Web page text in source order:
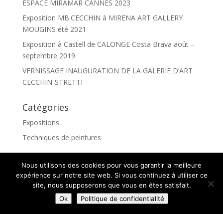
ESPACE MIRAMAR CANNES 2023
Exposition MB.CECCHIN à MIRENA ART GALLERY
MOUGINS été 2021
Exposition à Castell de CALONGE Costa Brava août –
septembre 2019
VERNISSAGE INAUGURATION DE LA GALERIE D’ART
CECCHIN-STRETTI
Catégories
Expositions
Techniques de peintures
© Copyright 2019 Cecchin-Stretti – Mentions légales
Nous utilisons des cookies pour vous garantir la meilleure
expérience sur notre site web. Si vous continuez à utiliser ce
site, nous supposerons que vous en êtes satisfait.
Ok
Politique de confidentialité